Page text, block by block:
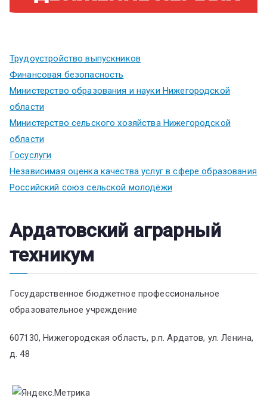
Трудоустройство выпускников
Финансовая безопасность
Министерство образования и науки Нижегородской
области
Министерство сельского хозяйства Нижегородской
области
Госуслуги
Независимая оценка качества услуг в сфере образования
Российский союз сельской молодёжи
Ардатовский аграрный
техникум
Государственное бюджетное профессиональное
образовательное учреждение
607130, Нижегородская область, р.п. Ардатов, ул. Ленина,
д. 48